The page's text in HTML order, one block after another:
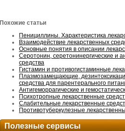
Похожие статьи
Пенициллины. Характеристика
Взаимодействие лекарственных
Основные понятия в описании
Серотонин, серетонинергические и
средства
Гистамин и противогистаминные
Плазмозамещающие,
средства для парентерального
Антигеморрагические и
Психотропные лекарственные
Слабительные лекарственные
Противотуберкулезные
Полезные сервисы